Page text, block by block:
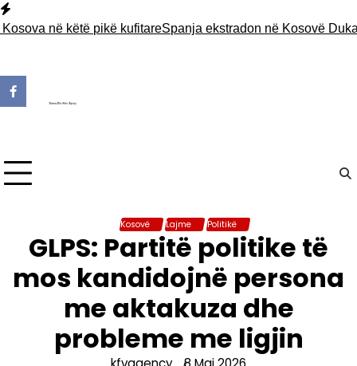
Skip
tonë këtë pikë kufitareSpanja ekstradon në Kosovë Dukagjin
Kosovë Lajme Politikë
GLPS: Partitë politike të
mos kandidojnë persona
me aktakuza dhe
probleme me ligjin